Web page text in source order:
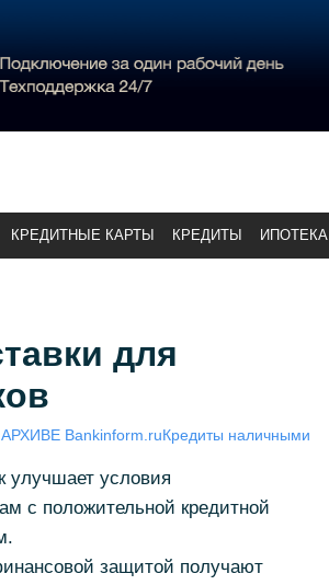
КРЕДИТНЫЕ КАРТЫ КРЕДИТЫ ИПОТЕКА
для
Bankinform.ruКредиты наличными
улучшает условия
с положительной кредитной
защитой получают